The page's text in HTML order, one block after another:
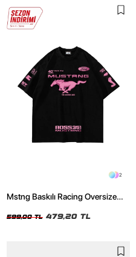
2
Mstng Baskılı Racing Oversize
599,00 TL 479,20 TL